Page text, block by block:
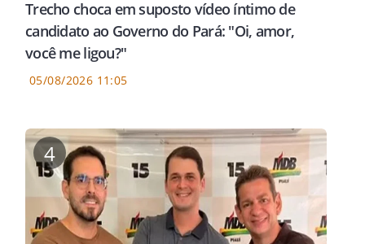
Trecho choca em suposto vídeo íntimo de
candidato ao Governo do Pará: "Oi, amor,
você me ligou?"
05/08/2026 11:05
4